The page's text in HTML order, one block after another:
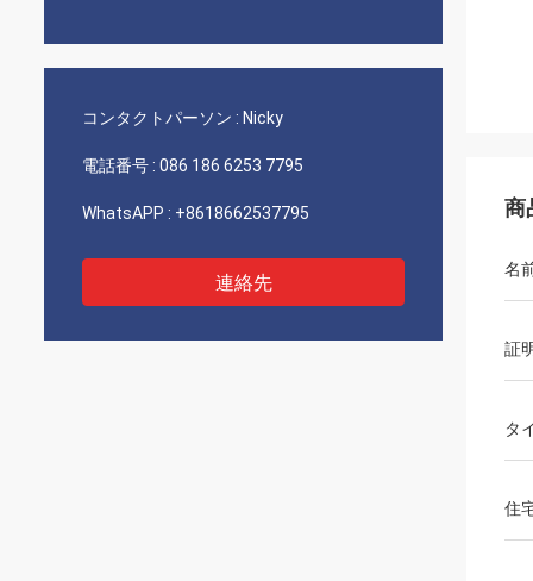
コンタクトパーソン : Nicky
電話番号 : 086 186 6253 7795
WhatsAPP : +8618662537795
連絡先
商
名
証
タ
住